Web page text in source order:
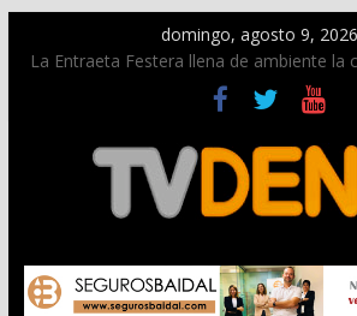
domingo, agosto 9, 2026
La Entraeta Festera llena de ambiente la
Campo con la recepción a la Capitanía
Dos personas fallecen en un grave
entre Benissa y Calp
Una nueva oportunidad para donar
El bando moro protagonista en la
Paco Adsuar dona al Arxiu de Dénia más
de la memoria visual de la ciudad